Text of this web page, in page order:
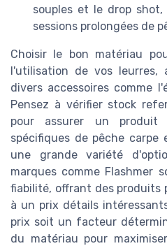
souples et le drop
sessions prolongées de
Choisir le bon matériau
l'utilisation de vos leurres,
divers accessoires comme
Pensez à vérifier stock
pour assurer un produit
spécifiques de pêche
une grande variété
marques comme Flashmer
fiabilité, offrant des produits
à un prix détails
prix soit un facteur
du matériau pour